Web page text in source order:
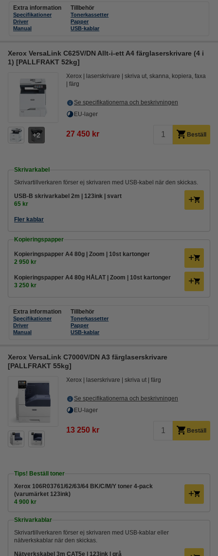
Extra information
Specifikationer
Driver
Manual
Tillbehör
Tonerkassetter
Papper
USB-kablar
Xerox VersaLink C625V/DN Allt-i-ett A4 färglaserskrivare (4 i
1) [PALLFRAKT 52kg]
2
Xerox laserskrivare
skriva ut, skanna, kopiera, faxa
färg
Se specifikationerna och beskrivningen
EU-lager
27 450 kr Beställ
Skrivarkabel
Skrivartillverkaren förser ej skrivaren med USB-kabel när den skickas.
USB-B skrivarkabel 2m | 123ink | svart
65 kr
Fler kablar
Kopieringspapper
Kopieringspapper A4 80g | Zoom | 10st kartonger
2 950 kr
Kopieringspapper A4 80g HÅLAT | Zoom | 10st kartonger
3 250 kr
Extra information
Specifikationer
Driver
Manual
Tillbehör
Tonerkassetter
Papper
USB-kablar
Xerox VersaLink C7000V/DN A3 färglaserskrivare
[PALLFRAKT 55kg]
Xerox laserskrivare skriva ut färg
Se specifikationerna och beskrivningen
EU-lager
13 250 kr Beställ
Tips! Beställ toner
Xerox 106R03761/62/63/64 BK/C/M/Y toner 4-pack
(varumärket 123ink)
4 900 kr
Skrivarkablar
Skrivartillverkaren förser ej skrivaren med USB-kablar eller
nätverkskablar när den skickas.
Nätverkskabel 3m CAT5e | 123ink | grå